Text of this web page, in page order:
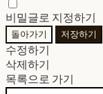
비밀글로 지정하기
돌아가기 저장하기
수정하기
삭제하기
목록으로 가기